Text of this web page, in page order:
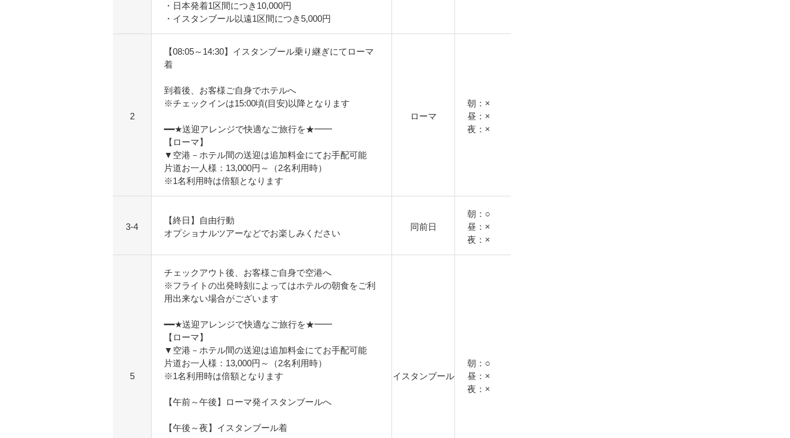
・日本発着1区間につき10,000円
・イスタンブール以遠1区間につき5,000円
2
【08:05～14:30】イスタンブール乗り継ぎにてローマ
着
到着後、お客様ご自身でホテルへ
※チェックインは15:00頃(目安)以降となります
━━★送迎アレンジで快適なご旅行を★━━
【ローマ】
▼空港－ホテル間の送迎は追加料金にてお手配可能
片道お一人様：13,000円～（2名利用時）
※1名利用時は倍額となります
ローマ
朝：×
昼：×
夜：×
3-4
【終日】自由行動
オプショナルツアーなどでお楽しみください
同前日
朝：○
昼：×
夜：×
5
チェックアウト後、お客様ご自身で空港へ
※フライトの出発時刻によってはホテルの朝食をご利
用出来ない場合がございます
━━★送迎アレンジで快適なご旅行を★━━
【ローマ】
▼空港－ホテル間の送迎は追加料金にてお手配可能
片道お一人様：13,000円～（2名利用時）
※1名利用時は倍額となります
【午前～午後】ローマ発イスタンブールへ
【午後～夜】イスタンブール着
イスタンブール
朝：○
昼：×
夜：×